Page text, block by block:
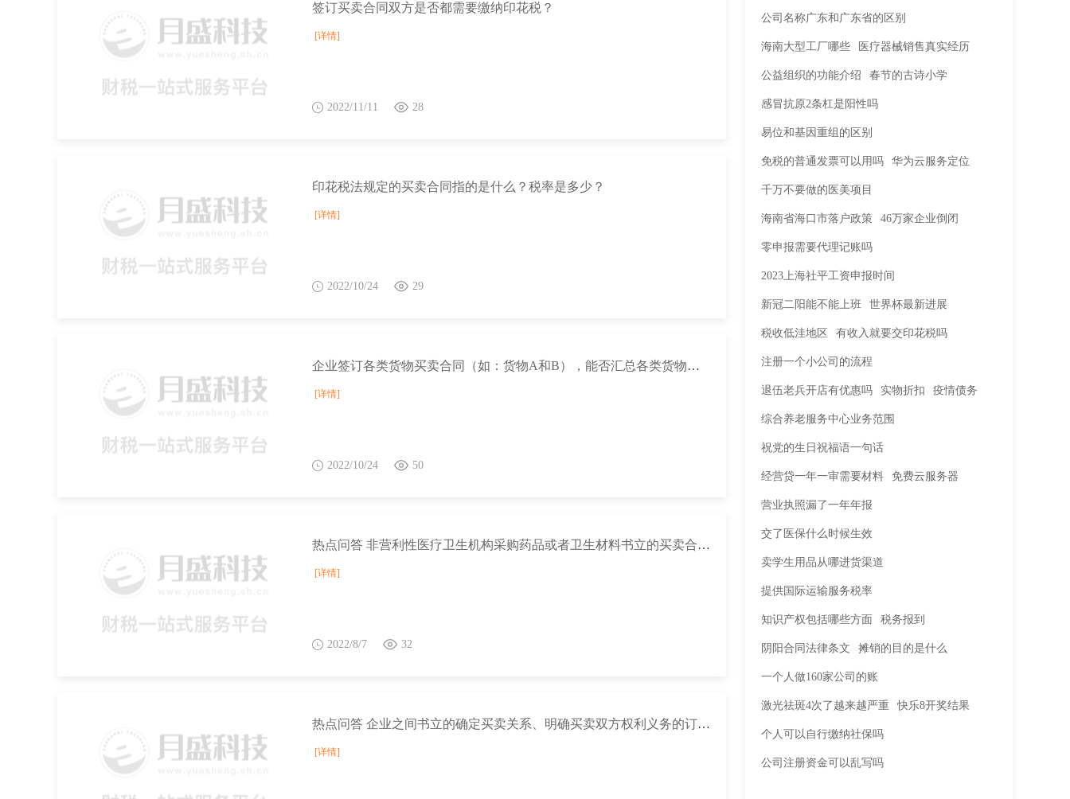
签订买卖合同双方是否都需要缴纳印花税？
[详情]
2022/11/11 28
印花税法规定的买卖合同指的是什么？税率是多少？
[详情]
2022/10/24 29
企业签订各类货物买卖合同（如：货物A和B），能否汇总各类货物名称填写《印花税税源明细表》“应税凭证名称”栏次？
[详情]
2022/10/24 50
热点问答 非营利性医疗卫生机构采购药品或者卫生材料书立的买卖合同是否免征印花税？
[详情]
2022/8/7 32
热点问答 企业之间书立的确定买卖关系、明确买卖双方权利义务的订单、要货单等单据，且未另外书立买卖合同的，是否需要缴纳印花税？
[详情]
公司名称广东和广东省的区别
海南大型工厂哪些 医疗器械销售真实经历
公益组织的功能介绍 春节的古诗小学
感冒抗原2条杠是阳性吗
易位和基因重组的区别
免税的普通发票可以用吗 华为云服务定位
千万不要做的医美项目
海南省海口市落户政策 46万家企业倒闭
零申报需要代理记账吗
2023上海社平工资申报时间
新冠二阳能不能上班 世界杯最新进展
税收低洼地区 有收入就要交印花税吗
注册一个小公司的流程
退伍老兵开店有优惠吗 实物折扣 疫情债务
综合养老服务中心业务范围
祝党的生日祝福语一句话
经营贷一年一审需要材料 免费云服务器
营业执照漏了一年年报
交了医保什么时候生效
卖学生用品从哪进货渠道
提供国际运输服务税率
知识产权包括哪些方面 税务报到
阴阳合同法律条文 摊销的目的是什么
一个人做160家公司的账
激光祛斑4次了越来越严重 快乐8开奖结果
个人可以自行缴纳社保吗
公司注册资金可以乱写吗